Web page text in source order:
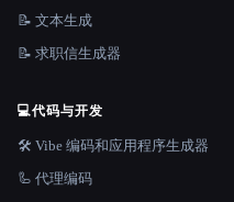
📝 文本生成
📝 求职信生成器
💻代码与开发
🛠️ Vibe 编码和应用程序生成器
🦾 代理编码